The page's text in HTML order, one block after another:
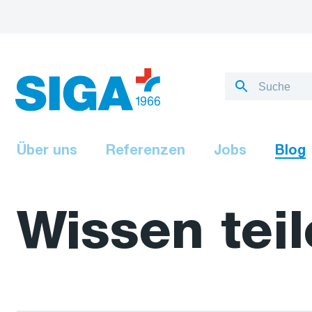
Über uns Referenzen Jobs Blog
Wissen